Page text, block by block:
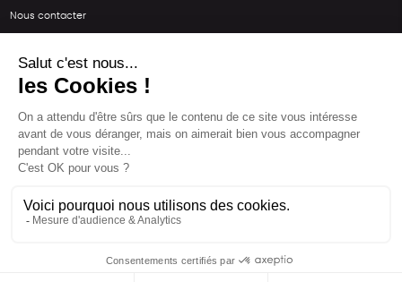
Nous contacter
SUIVEZ-NOUS
Une boutique élaborée avec par RGOODS